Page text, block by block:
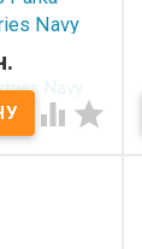
Navy
 